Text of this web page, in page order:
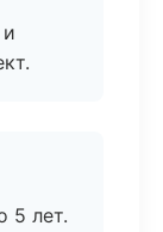
5 лет.